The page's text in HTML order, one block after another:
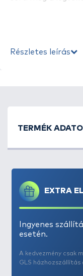
Részletes leírás
EXTRA
Ingyenes
esetén.
A kedvezmény csak
GLS házhozszállítás
TERMÉK